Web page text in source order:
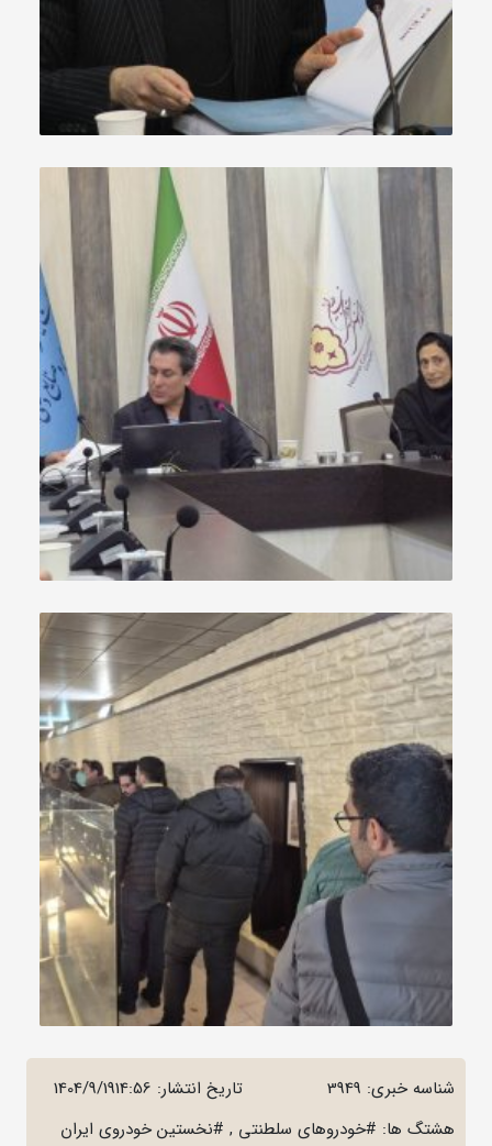
شناسه خبری: 3949 تاریخ انتشار: 1404/9/1914:56
هشتگ ها: #خودروهای سلطنتی , #نخستین خودروی ایران